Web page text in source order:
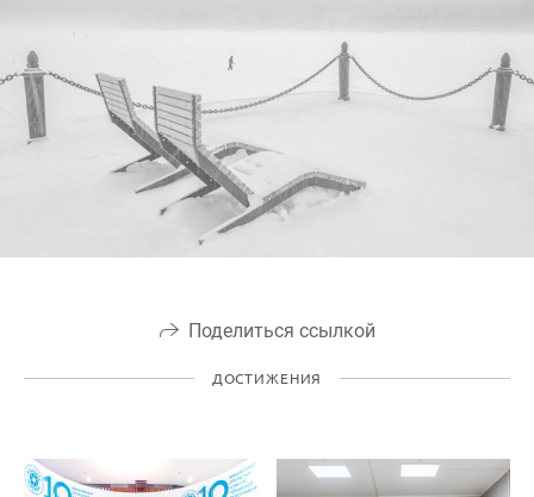
Поделиться ссылкой
ДОСТИЖЕНИЯ